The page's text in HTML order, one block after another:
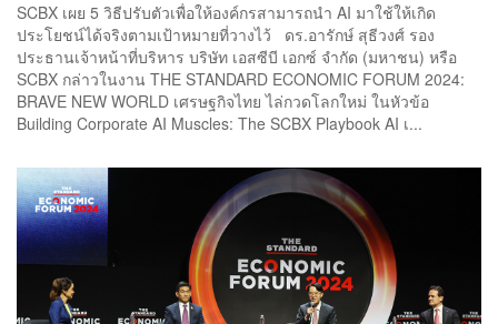
SCBX เผย 5 วิธีปรับตัวเพื่อให้องค์กรสามารถนำ AI มาใช้ให้เกิด
ประโยชน์ได้จริงตามเป้าหมายที่วางไว้ ดร.อารักษ์ สุธีวงศ์ รอง
ประธานเจ้าหน้าที่บริหาร บริษัท เอสซีบี เอกซ์ จำกัด (มหาชน) หรือ
SCBX กล่าวในงาน THE STANDARD ECONOMIC FORUM 2024:
BRAVE NEW WORLD เศรษฐกิจไทย ไล่กวดโลกใหม่ ในหัวข้อ
Building Corporate AI Muscles: The SCBX Playbook AI เ...